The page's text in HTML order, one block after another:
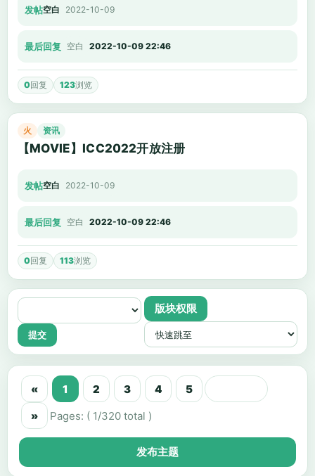
发帖空白 2022-10-09
最后回复 空白 2022-10-09 22:46
0回复 123浏览
火 资讯
【MOVIE】ICC2022开放注册
发帖空白 2022-10-09
最后回复 空白 2022-10-09 22:46
0回复 113浏览
版块权限
« 1 2 3 4
5
»
Pages: ( 1/320 total )
发布主题